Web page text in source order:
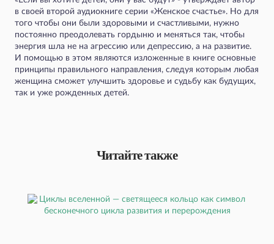
в своей второй аудиокниге серии «Женское счастье». Но для
того чтобы они были здоровыми и счастливыми, нужно
постоянно преодолевать гордыню и меняться так, чтобы
энергия шла не на агрессию или депрессию, а на развитие.
И помощью в этом являются изложенные в книге основные
принципы правильного направления, следуя которым любая
женщина сможет улучшить здоровье и судьбу как будущих,
так и уже рожденных детей.
Читайте также